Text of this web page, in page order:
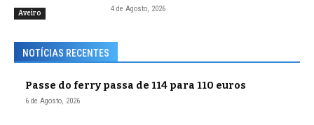
Aveiro 4 de Agosto, 2026
NOTÍCIAS RECENTES
Passe do ferry passa de 114 para 110 euros
6 de Agosto, 2026